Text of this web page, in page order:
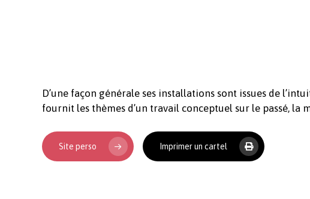
D’une façon générale ses installations sont issues de
fournit les thèmes d’un travail conceptuel sur le passé, la
Site perso Imprimer un cartel